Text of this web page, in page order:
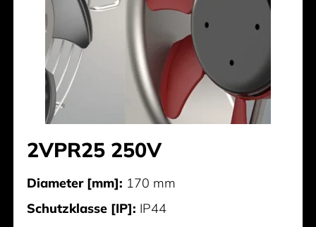
2VPR25 250V
Diameter [mm]: 170 mm
Schutzklasse [IP]: IP44